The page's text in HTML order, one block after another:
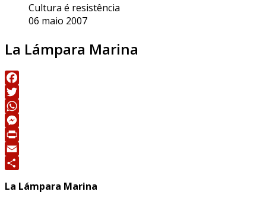
Cultura é resistência
06 maio 2007
La Lámpara Marina
Facebook
Twitter
WhatsApp
Messenger
Print
Email
La Lámpara Marina